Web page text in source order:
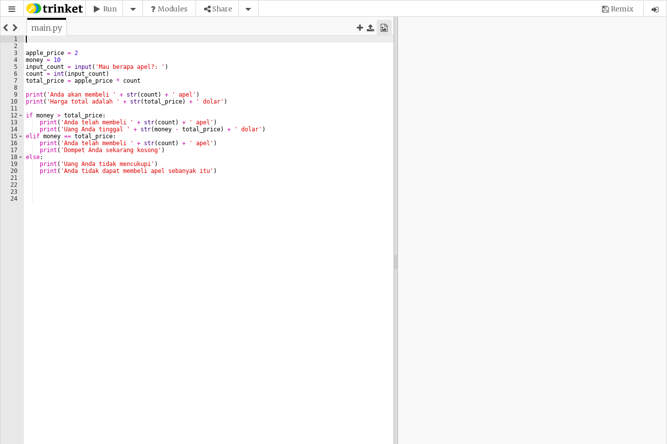
Run Modules Share Remix
main.py
1
2
3
4
5
6
7
8
9
10
11
12
13
14
15
16
17
18
19
20
21
22
23
24
apple_price = 2
money = 10
input_count = input ( 'Mau berapa apel?: ' )
count = int ( input_count )
total_price = apple_price *
count
print ( 'Anda akan membeli ' + str( count ) + ' apel' )
print ( 'Harga total adalah ' + str(total_price) + ' dolar' )
if money > total_price:
print ( 'Anda telah membeli ' + str( count ) + ' apel' )
print ( 'Uang Anda tinggal ' + str(money - total_price) + ' dolar' )
elif money == total_price:
print ( 'Anda telah membeli ' + str( count ) + ' apel' )
print ( 'Dompet Anda sekarang kosong' )
else:
print ( 'Uang Anda tidak mencukupi' )
print ( 'Anda tidak dapat membeli apel sebanyak itu' )